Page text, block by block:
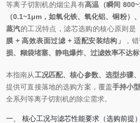
等离子切割机的烟尘具有高温（瞬间
（0.1~1μm，如氧化铁、氧化铝、铜粉）
蒸汽的工况特点，滤芯选购的核心原则是
膜 + 高效表面过滤 + 适配安装结构」
，
损、糊袋堵塞、静电爆炸、过滤效率不达标
本指南从工况匹配、核心参数、选型步骤
提供可直接落地的选购方案，覆盖手持小
全系列等离子切割机的除尘需求。
一、 核心工况与滤芯性能要求（选购前提）